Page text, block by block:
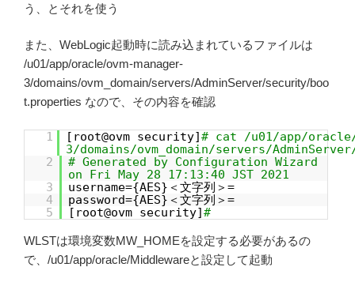
う、とそれを使う
また、WebLogic起動時に読み込まれているファイルは
/u01/app/oracle/ovm-manager-
3/domains/ovm_domain/servers/AdminServer/security/boo
t.properties なので、その内容を確認
1 [root@ovm security]# cat /u01/app/oracle/
3/domains/ovm_domain/servers/
2
# Generated by Configuration Wizard
on Fri May 28 17:13:40 JST 2021
3
username={AES}＜文字列＞=
4
password={AES}＜文字列＞=
5
[root@ovm security]#
WLSTは環境変数MW_HOMEを設定する必要があるの
で、/u01/app/oracle/Middlewareと設定して起動